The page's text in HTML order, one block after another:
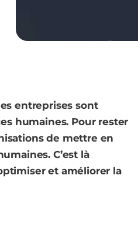
entreprises sont
humaines. Pour rester
de mettre en
C’est là
et améliorer la